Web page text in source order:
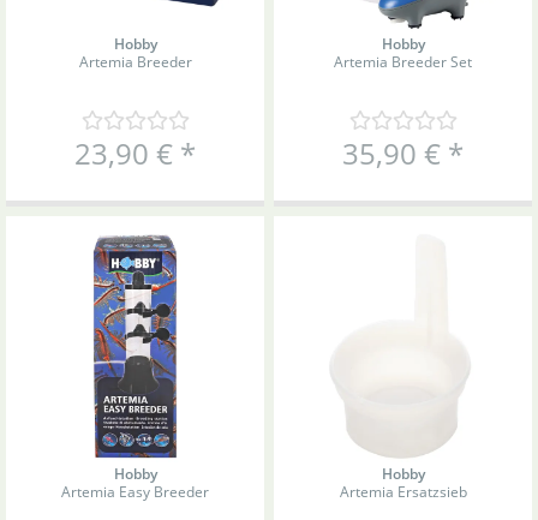
Hobby
Artemia Breeder
23,90 € *
Hobby
Artemia Breeder Set
35,90 € *
Hobby
Artemia Easy Breeder
Hobby
Artemia Ersatzsieb